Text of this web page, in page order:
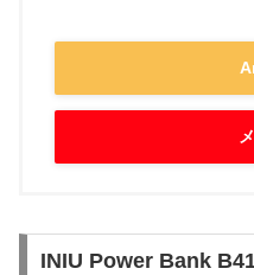
INIU Power Bank